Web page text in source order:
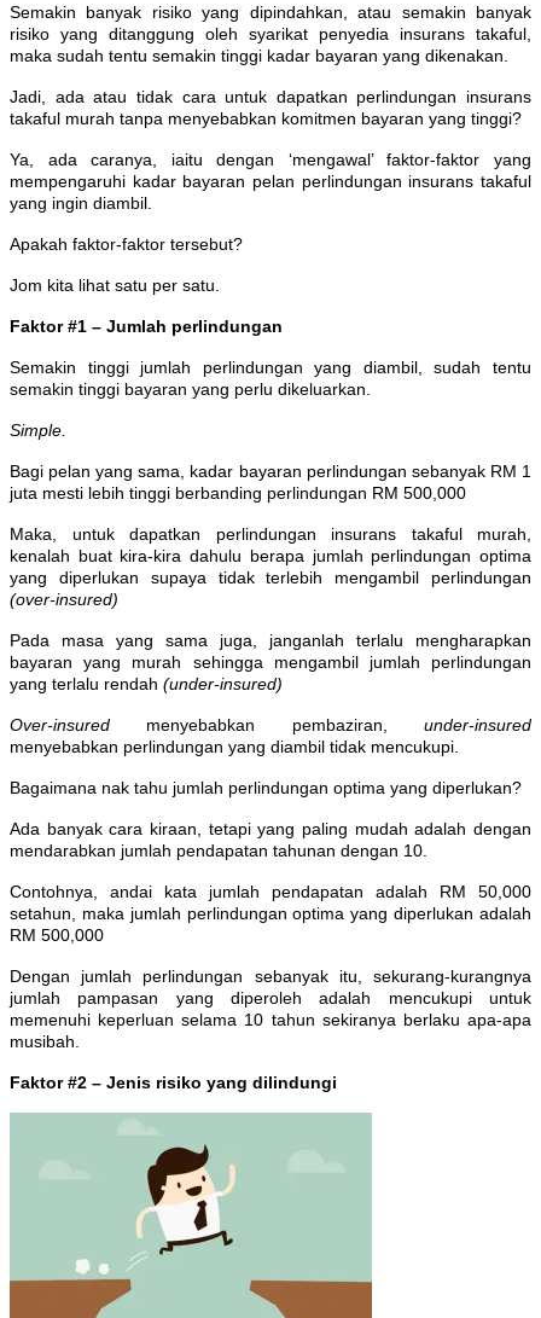
Semakin banyak risiko yang dipindahkan, atau semakin banyak
risiko yang ditanggung oleh syarikat penyedia insurans takaful,
maka sudah tentu semakin tinggi kadar bayaran yang dikenakan.
Jadi, ada atau tidak cara untuk dapatkan perlindungan insurans
takaful murah tanpa menyebabkan komitmen bayaran yang tinggi?
Ya, ada caranya, iaitu dengan ‘mengawal’ faktor-faktor yang
mempengaruhi kadar bayaran pelan perlindungan insurans takaful
yang ingin diambil.
Apakah faktor-faktor tersebut?
Jom kita lihat satu per satu.
Faktor #1 – Jumlah perlindungan
Semakin tinggi jumlah perlindungan yang diambil, sudah tentu
semakin tinggi bayaran yang perlu dikeluarkan.
Simple.
Bagi pelan yang sama, kadar bayaran perlindungan sebanyak RM 1
juta mesti lebih tinggi berbanding perlindungan RM 500,000
Maka, untuk dapatkan perlindungan insurans takaful murah,
kenalah buat kira-kira dahulu berapa jumlah perlindungan optima
yang diperlukan supaya tidak terlebih mengambil perlindungan
(over-insured)
Pada masa yang sama juga, janganlah terlalu mengharapkan
bayaran yang murah sehingga mengambil jumlah perlindungan
yang terlalu rendah (under-insured)
Over-insured menyebabkan pembaziran, under-insured
menyebabkan perlindungan yang diambil tidak mencukupi.
Bagaimana nak tahu jumlah perlindungan optima yang diperlukan?
Ada banyak cara kiraan, tetapi yang paling mudah adalah dengan
mendarabkan jumlah pendapatan tahunan dengan 10.
Contohnya, andai kata jumlah pendapatan adalah RM 50,000
setahun, maka jumlah perlindungan optima yang diperlukan adalah
RM 500,000
Dengan jumlah perlindungan sebanyak itu, sekurang-kurangnya
jumlah pampasan yang diperoleh adalah mencukupi untuk
memenuhi keperluan selama 10 tahun sekiranya berlaku apa-apa
musibah.
Faktor #2 – Jenis risiko yang dilindungi